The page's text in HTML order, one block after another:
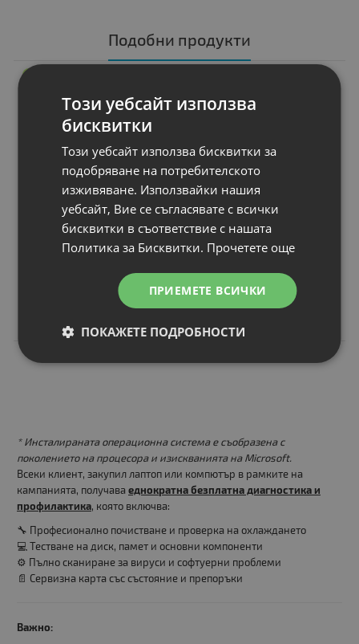
Подобни продукти
Lenovo AC Adapter,
P/N : 5A10V03250 54Y8869 54Y8964
Букса: Slim-tip
Мощност: 65W
Други: 20V 3.25A Original
Гаранция: 1 month
19.00 €
* Инсталираната операционна система е съобразена с
поколението на процесора и изискванията на Microsoft.
Всеки клиент, закупил лаптоп или компютър в рамките на
кампанията, получава еднократна безплатна диагностика и
профилактика, която включва:
🔧 Професионално почистване и проверка на охлаждането
💻 Тестване на диск, памет и основни компоненти
⚙️ Пълно сканиране за вируси и софтуерни проблеми
📄 Сервизна карта със състояние и препоръки
Важно:
Този уебсайт използва
бисквитки
Този уебсайт използва бисквитки за
подобряване на потребителското
изживяване. Използвайки нашия
уебсайт, Вие се съгласявате с всички
бисквитки в съответствие с нашата
Политика за Бисквитки. Прочетете още
ПРИЕМЕТЕ ВСИЧКИ
ПОКАЖЕТЕ ПОДРОБНОСТИ